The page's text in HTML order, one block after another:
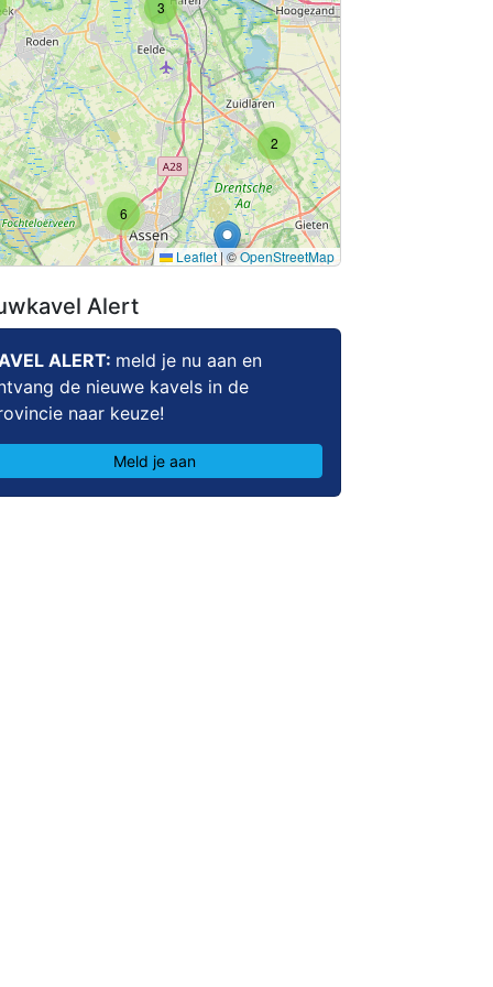
2
2
6
3
Leaflet|©OpenStreetMap
Alert
ALERT: meld je nu aan en
de nieuwe kavels in de
naar keuze!
Meld je aan